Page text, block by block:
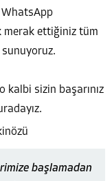
WhatsApp
merak ettiğiniz tüm
kalbi sizin başarınız
başlamadan